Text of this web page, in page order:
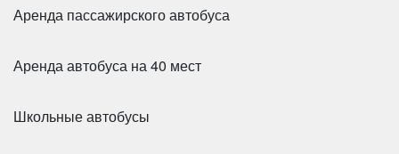
Количество мест:
Аренда пассажирского автобуса
Аренда автобуса на 40 мест
Школьные автобусы